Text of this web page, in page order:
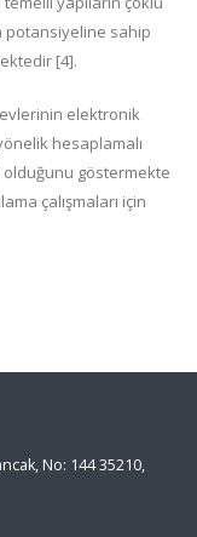
potansiyeline sahip
[4].
elektronik
hesaplamalı
olduğunu göstermekte
çalışmaları için
No: 144 35210,